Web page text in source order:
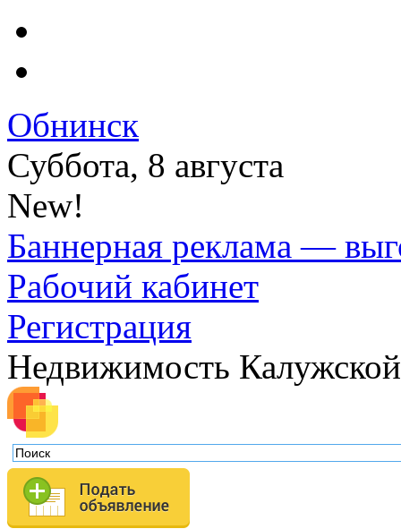
Обнинск
Суббота, 8 августа
New!
Баннерная реклама —
Рабочий кабинет
Регистрация
Недвижимость